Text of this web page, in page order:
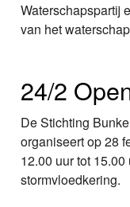
Waterschapspartij
van het
24/2
De Stichting
organiseert op 28
12.00 uur tot
stormvloedkering.